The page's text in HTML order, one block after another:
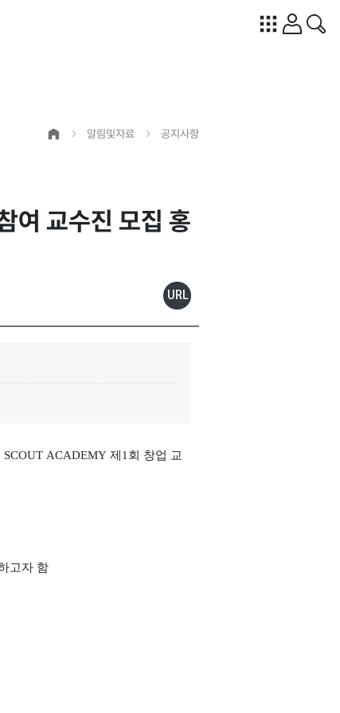
알림및자료 공지사항
여 교수진 모집 홍
URL
SCOUT ACADEMY 제1회 창업 교
고자 함